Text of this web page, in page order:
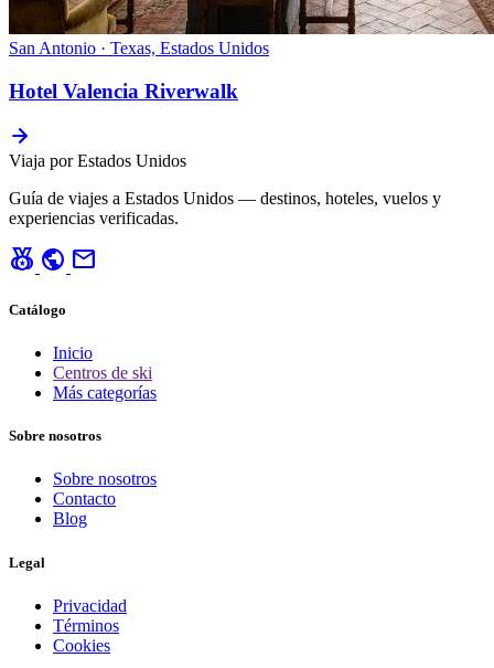
San Antonio · Texas, Estados Unidos
Hotel Valencia Riverwalk
Viaja por Estados Unidos
Guía de viajes a Estados Unidos — destinos, hoteles, vuelos y
experiencias verificadas.
social_leaderboard public mail
Catálogo
Inicio
Centros de ski
Más categorías
Sobre nosotros
Sobre nosotros
Contacto
Blog
Legal
Privacidad
Términos
Cookies